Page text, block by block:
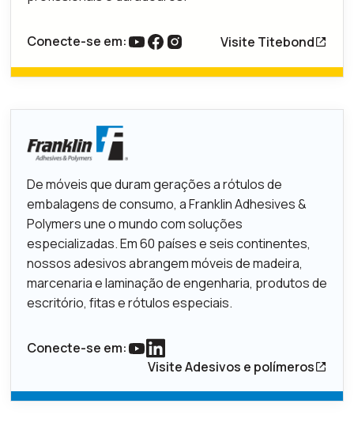
Conecte-se em: link para o youtube
Link para o Facebook
Link para o Instagram
Visite Titebond
De móveis que duram gerações a rótulos de
embalagens de consumo, a Franklin Adhesives &
Polymers une o mundo com soluções
especializadas. Em 60 países e seis continentes,
nossos adesivos abrangem móveis de madeira,
marcenaria e laminação de engenharia, produtos de
escritório, fitas e rótulos especiais.
Conecte-se em: Link para o youtube
Link para o Linkedin
Visite Adesivos e polímeros